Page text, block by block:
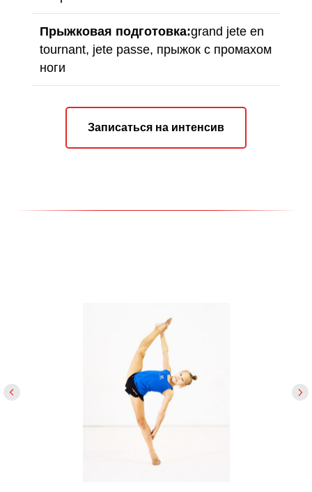
Прыжковая подготовка:grand jete en
tournant, jete passe, прыжок с промахом
ноги
Записаться на интенсив